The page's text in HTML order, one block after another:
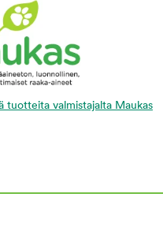
tuotteita valmistajalta Maukas